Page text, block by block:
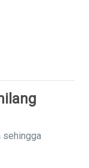
sehingga